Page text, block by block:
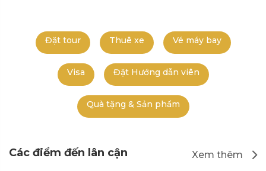
Đặt tour Thuê xe Vé máy bay
Visa Đặt Hướng dẫn viên
Quà tặng & Sản phẩm
Các điểm đến lân cận Xem thêm